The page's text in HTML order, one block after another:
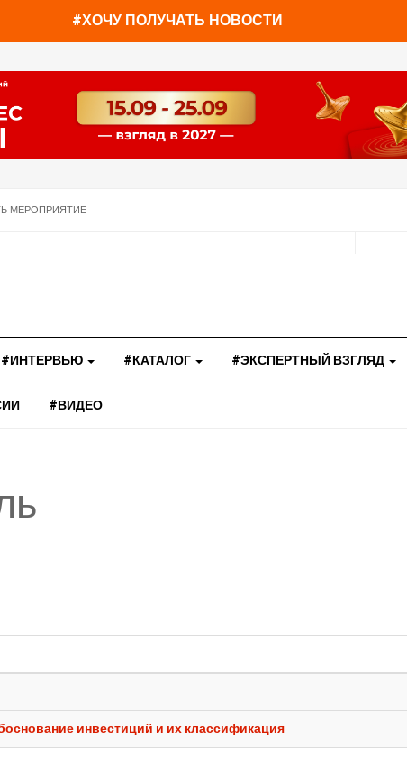
#ХОЧУ ПОЛУЧАТЬ НОВОСТИ
МЕРОПРИЯТИЕ
#ИНТЕРВЬЮ #КАТАЛОГ #ЭКСПЕРТНЫЙ ВЗГЛЯД
#ВИДЕО
инвестиций и их классификация